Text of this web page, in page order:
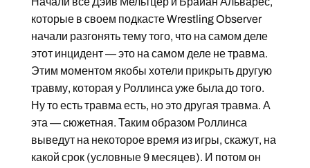
которые в своем подкасте Wrestling Observer
начали разгонять тему того, что на самом деле
этот инцидент — это на самом деле не травма.
Этим моментом якобы хотели прикрыть другую
травму, которая у Роллинса уже была до того.
Ну то есть травма есть, но это другая травма. А
эта — сюжетная. Таким образом Роллинса
выведут на некоторое время из игры, скажут, на
какой срок (условные 9 месяцев). И потом он